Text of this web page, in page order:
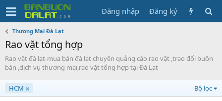
Đăng nhập Đăng ký
Thương Mại Đà Lạt
Rao vặt tổng hợp
Rao vặt đà lạt-mua bán đà lạt chuyên quảng cáo rao vặt ,trao đổi buôn
bán ,dịch vụ thương mại,rao vặt tổng hợp tại Đà Lạt
HCM Bộ lọc